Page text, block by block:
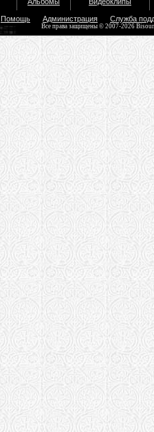
Помощь Администрация Служба
Все права защищены © 2007-2026